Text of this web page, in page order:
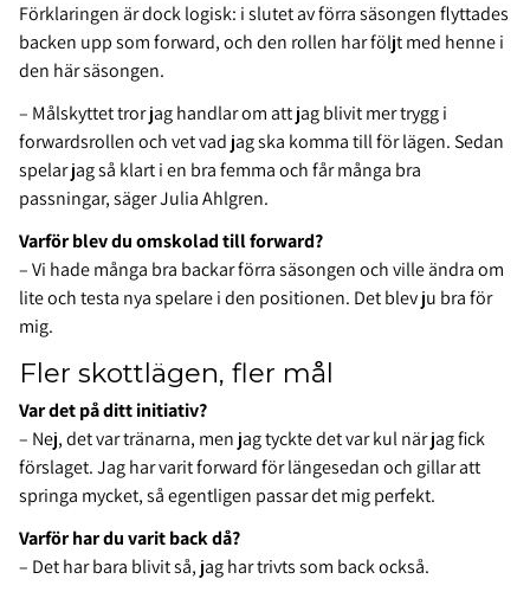
Förklaringen är dock logisk: i slutet av förra säsongen flyttades
backen upp som forward, och den rollen har följt med henne i
den här säsongen.
– Målskyttet tror jag handlar om att jag blivit mer trygg i
forwardsrollen och vet vad jag ska komma till för lägen. Sedan
spelar jag så klart i en bra femma och får många bra
passningar, säger Julia Ahlgren.
Varför blev du omskolad till forward?
– Vi hade många bra backar förra säsongen och ville ändra om
lite och testa nya spelare i den positionen. Det blev ju bra för
mig.
Fler skottlägen, fler mål
Var det på ditt initiativ?
– Nej, det var tränarna, men jag tyckte det var kul när jag fick
förslaget. Jag har varit forward för längesedan och gillar att
springa mycket, så egentligen passar det mig perfekt.
Varför har du varit back då?
– Det har bara blivit så, jag har trivts som back också.